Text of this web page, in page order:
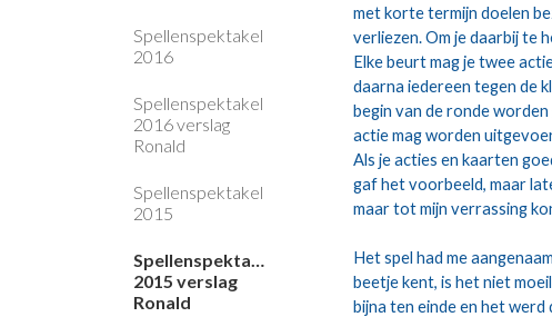
Spellenspektakel
2016
Spellenspektakel
2016 verslag
Ronald
Spellenspektakel
2015
Spellenspektakel
2015 verslag
Ronald
met korte termijn doelen
verliezen. Om je daarbij te
Elke beurt mag je twee
daarna iedereen tegen de
begin van de ronde
actie mag worden
Als je acties en kaarten
gaf het voorbeeld, maar
maar tot mijn verrassing
Het spel had me
beetje kent, is het niet
bijna ten einde en het